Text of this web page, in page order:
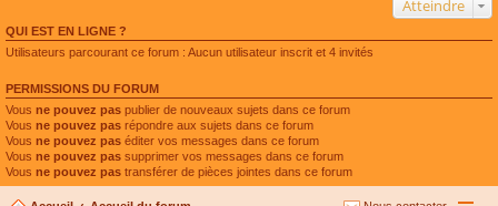
Atteindre
QUI EST EN LIGNE ?
Utilisateurs parcourant ce forum : Aucun utilisateur inscrit et 4 invités
PERMISSIONS DU FORUM
Vous ne pouvez pas publier de nouveaux sujets dans ce forum
Vous ne pouvez pas répondre aux sujets dans ce forum
Vous ne pouvez pas éditer vos messages dans ce forum
Vous ne pouvez pas supprimer vos messages dans ce forum
Vous ne pouvez pas transférer de pièces jointes dans ce forum